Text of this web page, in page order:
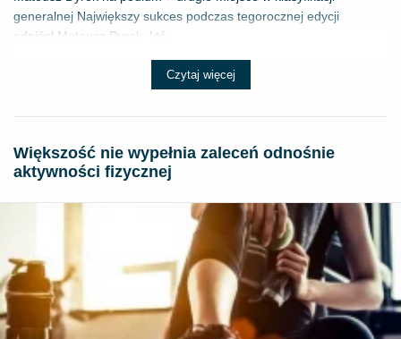
generalnej Największy sukces podczas tegorocznej edycji
odniósł Mateusz Dyrek, któ...
Czytaj więcej
Większość nie wypełnia zaleceń odnośnie
aktywności fizycznej